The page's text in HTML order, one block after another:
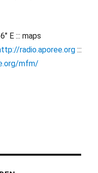
E ::: maps
radio.aporee.org :::
mfm/